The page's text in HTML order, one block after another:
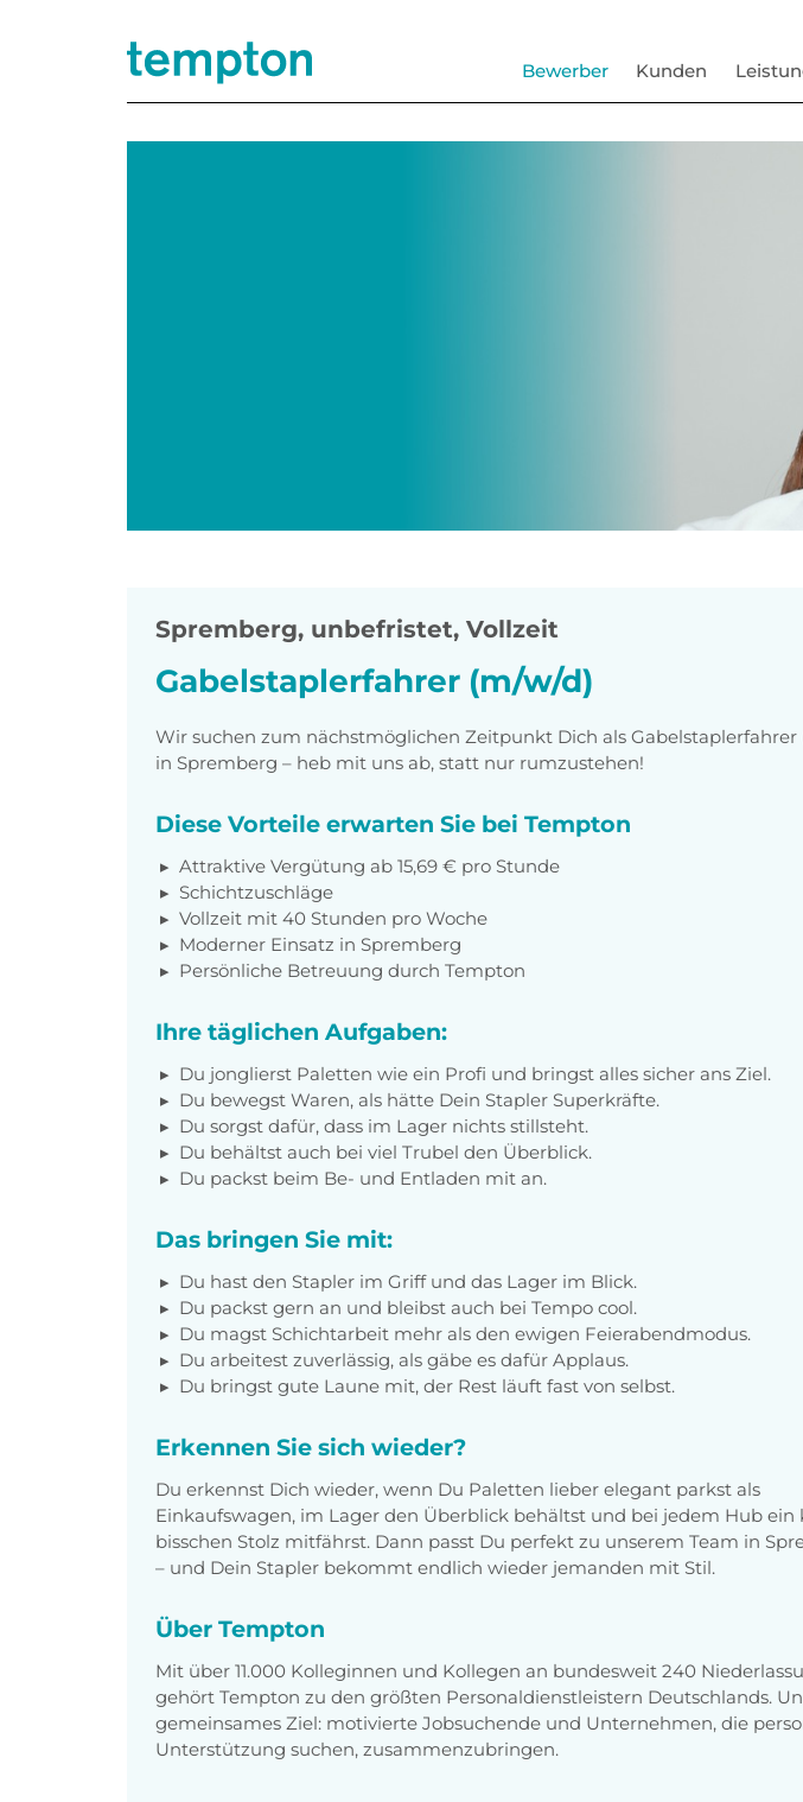
Bewerber Kunden
Spremberg, unbefristet, Vollzeit
Gabelstaplerfahrer (m/w/d)
Wir suchen zum nächstmöglichen Zeitpunkt Dich als Gabelstaplerfahrer
in Spremberg – heb mit uns ab, statt nur rumzustehen!
Diese Vorteile erwarten Sie bei Tempton
Attraktive Vergütung ab 15,69 € pro Stunde
Schichtzuschläge
Vollzeit mit 40 Stunden pro Woche
Moderner Einsatz in Spremberg
Persönliche Betreuung durch Tempton
Ihre täglichen Aufgaben:
Du jonglierst Paletten wie ein Profi und bringst alles sicher ans Ziel.
Du bewegst Waren, als hätte Dein Stapler Superkräfte.
Du sorgst dafür, dass im Lager nichts stillsteht.
Du behältst auch bei viel Trubel den Überblick.
Du packst beim Be- und Entladen mit an.
Das bringen Sie mit:
Du hast den Stapler im Griff und das Lager im Blick.
Du packst gern an und bleibst auch bei Tempo cool.
Du magst Schichtarbeit mehr als den ewigen Feierabendmodus.
Du arbeitest zuverlässig, als gäbe es dafür Applaus.
Du bringst gute Laune mit, der Rest läuft fast von selbst.
Erkennen Sie sich wieder?
Du erkennst Dich wieder, wenn Du Paletten lieber elegant parkst als
Einkaufswagen, im Lager den Überblick behältst und bei jedem Hub ein
bisschen Stolz mitfährst. Dann passt Du perfekt zu unserem Team in
– und Dein Stapler bekommt endlich wieder jemanden mit Stil.
Über Tempton
Mit über 11.000 Kolleginnen und Kollegen an bundesweit 240
gehört Tempton zu den größten Personaldienstleistern Deutschlands.
gemeinsames Ziel: motivierte Jobsuchende und Unternehmen, die
Unterstützung suchen, zusammenzubringen.